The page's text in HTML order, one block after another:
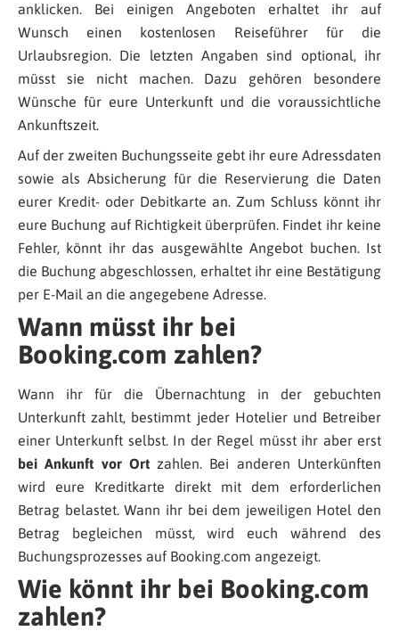
anklicken. Bei einigen Angeboten erhaltet ihr auf
Wunsch einen kostenlosen Reiseführer für die
Urlaubsregion. Die letzten Angaben sind optional, ihr
müsst sie nicht machen. Dazu gehören besondere
Wünsche für eure Unterkunft und die voraussichtliche
Ankunftszeit.
Auf der zweiten Buchungsseite gebt ihr eure Adressdaten
sowie als Absicherung für die Reservierung die Daten
eurer Kredit- oder Debitkarte an. Zum Schluss könnt ihr
eure Buchung auf Richtigkeit überprüfen. Findet ihr keine
Fehler, könnt ihr das ausgewählte Angebot buchen. Ist
die Buchung abgeschlossen, erhaltet ihr eine Bestätigung
per E-Mail an die angegebene Adresse.
Wann müsst ihr bei
Booking.com zahlen?
Wann ihr für die Übernachtung in der gebuchten
Unterkunft zahlt, bestimmt jeder Hotelier und Betreiber
einer Unterkunft selbst. In der Regel müsst ihr aber erst
bei Ankunft vor Ortzahlen. Bei anderen Unterkünften
wird eure Kreditkarte direkt mit dem erforderlichen
Betrag belastet. Wann ihr bei dem jeweiligen Hotel den
Betrag begleichen müsst, wird euch während des
Buchungsprozesses auf Booking.com angezeigt.
Wie könnt ihr bei Booking.com
zahlen?